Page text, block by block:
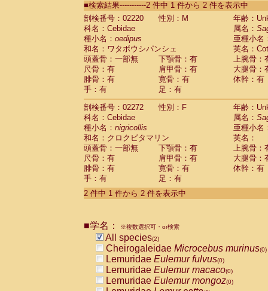
CebidaeSaguinus labiatus(0)
Cebidae Saguinus leucopus (0)
Cebidae
Cebidae
CebidaeSaguinus nigricollis (1)
Cebidae Saguinus oedipus
Cebidae Saguinus weddelli
Cebidae Saguinusspp.
Cebidae Aotus trivirgatus
Cebidae Cebus albifrons
Cebidae
CebidaeCebus capucinus
CebidaeCebus nigrivittatus
Cebidae Cebusspp.(0)
Cebidae Saimiri boliviensis
Cebidae Saimiri sciureus
Atelidae Alouatta caraya
AtelidaeAlouatta fusca
AtelidaeAlouatta seniculus
AtelidaeAteles belzebuth
AtelidaeAteles geoffroyi
AtelidaeAteles paniscus(0)
AtelidaeAtelesspp. (0)
AtelidaeLagothrix lagothricha
AtelidaeLagothrix lagothricha cana
PitheciidaeCacajao calvus
■検索結果-----------2 件中 1 件から 2 件を表示中
剖検番号：02220
性別：M
年齢：
科名：Cebidae
属名：
種小名： oedipus
亜種小名
和名：ワタボウシパンシェ
英名：
頭蓋骨：一部無
下顎骨：有
上腕骨：
尺骨：有
肩甲骨：有
大腿骨：
腓骨：有
寛骨：有
体幹：有
手：有
足：有
剖検番号：02272
性別：F
年齢：
科名：Cebidae
属名：
種小名： nigricollis
亜種小名
和名：クロクビタマリン
英名：
頭蓋骨：一部無
下顎骨：有
上腕骨：
尺骨：有
肩甲骨：有
大腿骨：
腓骨：有
寛骨：有
体幹：有
手：有
足：有
2 件中 1 件から 2 件を表示中
■学名： ※複数選択可・or検索
All species(2)
Cheirogaleidae Microcebus murinus(0)
Lemuridae Eulemur fulvus(0)
Lemuridae Eulemur macaco(0)
Lemuridae Eulemur mongoz(0)